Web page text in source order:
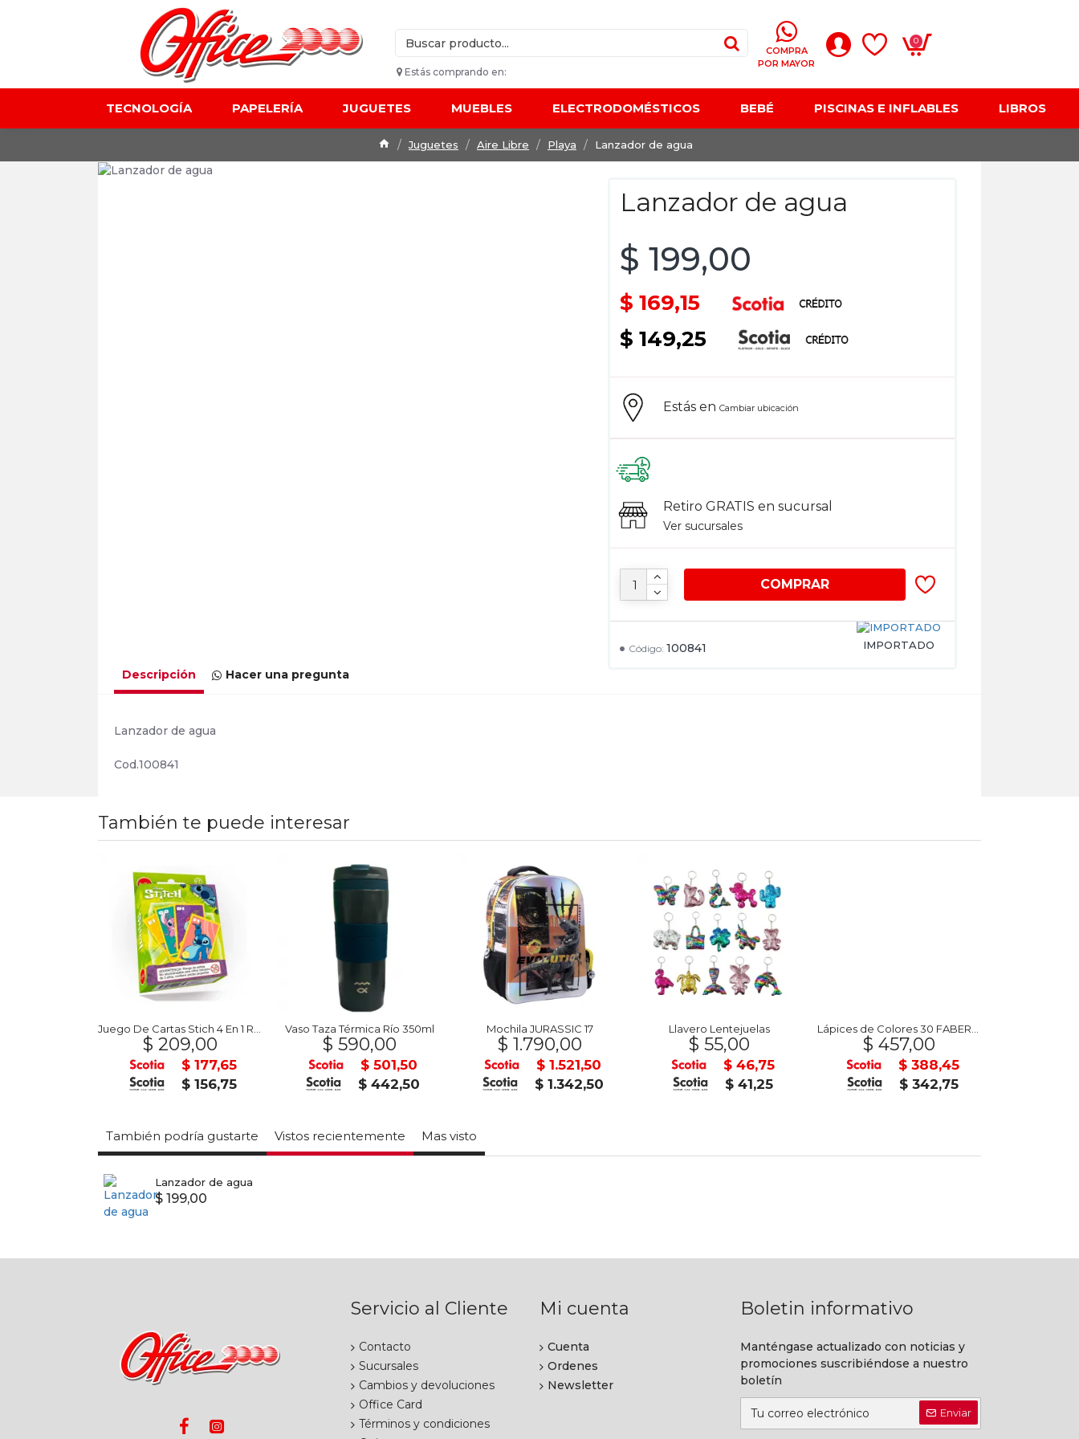
Estás comprando en:
COMPRA
POR MAYOR
0
TECNOLOGÍA PAPELERÍA JUGUETES MUEBLES ELECTRODOMÉSTICOS BEBÉ PISCINAS E INFLABLES LIBROS
Juguetes Aire Libre Playa Lanzador de agua
Lanzador de agua
Código: 100841 IMPORTADO
$ 199,00
$ 169,15
$ 149,25
COMPRAR
Estás enCambiar ubicación
Retiro GRATIS en sucursal
Ver sucursales
Descripción Hacer una pregunta
Lanzador de agua
Cod.100841
También te puede interesar
$ 209,00
$ 177,65
$ 156,75
Vaso Taza Térmica Río 350ml
$ 590,00
$ 501,50
$ 442,50
Mochila JURASSIC 17
$ 1.790,00
$ 1.521,50
$ 1.342,50
Llavero Lentejuelas
$ 55,00
$ 46,75
$ 41,25
$ 457,00
$ 388,45
$ 342,75
También podría gustarte Vistos recientemente Mas visto
Lanzador de agua
$ 199,00
Servicio al Cliente
Contacto
Sucursales
Cambios y devoluciones
Office Card
Términos y condiciones
Mi cuenta
Cuenta
Ordenes
Newsletter
Boletin informativo
Manténgase actualizado con noticias y
promociones suscribiéndose a nuestro
boletín
Enviar